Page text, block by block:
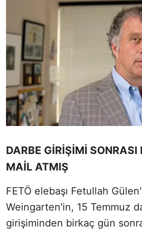
DARBE GİRİŞİMİ SONRASI
MAİL ATMIŞ
FETÖ elebaşı Fetullah
Weingarten'in, 15 Temmuz
girişiminden birkaç gün